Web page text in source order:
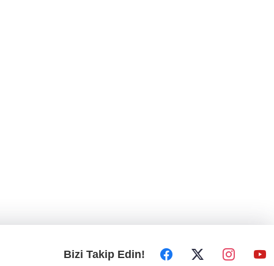
Bizi Takip Edin!